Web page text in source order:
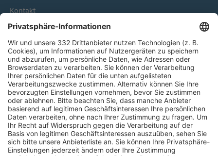
Kontakt
HÄUFIG BESUCHTE SEITEN
Pässe und Vereinswechsel
Trainerausbildung
Schulungsangebot Vereinsmitarbeiter
BFV-Geschäftsstellen
Trainerbörse
Login SpielPlus